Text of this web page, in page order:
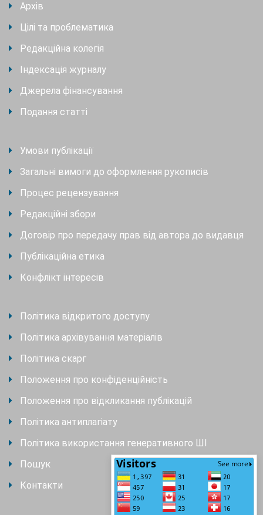
Архів
Цілі та проблематика
Редакційна колегія
Індексація журналу
Джерела фінансування
Подання статті
Умови публікації
Загальні вимоги до оформлення рукописів
Процес рецензування
Редакційні збори
Договір про передачу прав від автора до видавця
Публікаційна етика
Конфлікт інтересів
Політика відкритого доступу
Політика архівування матеріалів
Політика скарг
Положення про конфіденційність
Положення про відкликання публікацій
Політика антиплагіату
Політика використання генеративного ШІ
Пошук
Контакти